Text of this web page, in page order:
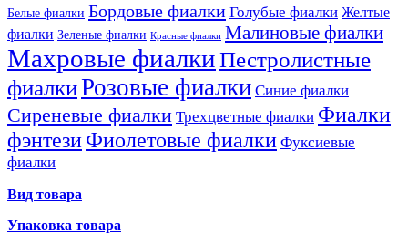
Белые фиалки Бордовые фиалки Голубые фиалки Желтые
фиалки Зеленые фиалки Красные фиалки Малиновые фиалки
Махровые фиалкиПестролистные
фиалкиРозовые фиалки Синие фиалки
Сиреневые фиалки Трехцветные фиалки Фиалки
фэнтезиФиолетовые фиалки Фуксиевые
фиалки
Вид товара
Упаковка товара